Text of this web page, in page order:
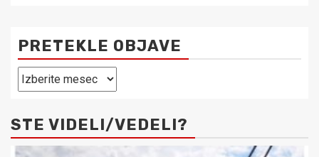
PRETEKLE OBJAVE
Pretekle
objave
STE VIDELI/VEDELI?